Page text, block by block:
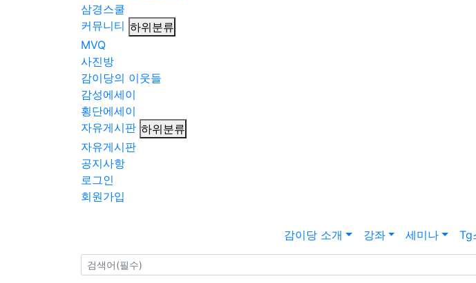
삼경스쿨
커뮤니티 하위분류
MVQ
사진방
감이당의 이웃들
감성에세이
횡단에세이
자유게시판 하위분류
자유게시판
공지사항
로그인
회원가입
감이당 소개 강좌 세미나 Tg